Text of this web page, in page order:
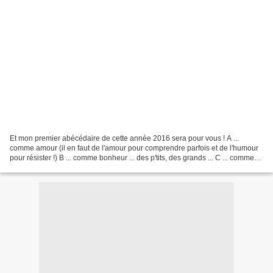
Et mon premier abécédaire de cette année 2016 sera pour vous ! A ...
comme amour (il en faut de l'amour pour comprendre parfois et de l'humour
pour résister !) B ... comme bonheur ... des p'tits, des grands ... C ... comme